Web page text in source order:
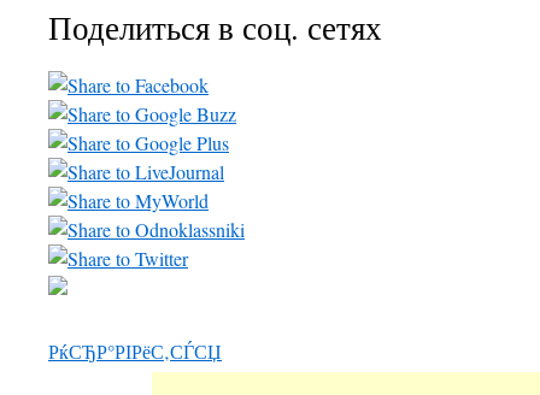
Поделиться в соц. сетях
РќСЂР°РІРёС‚СЃСЏ